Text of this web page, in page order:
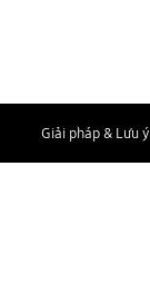
Giải pháp & Lưu ý